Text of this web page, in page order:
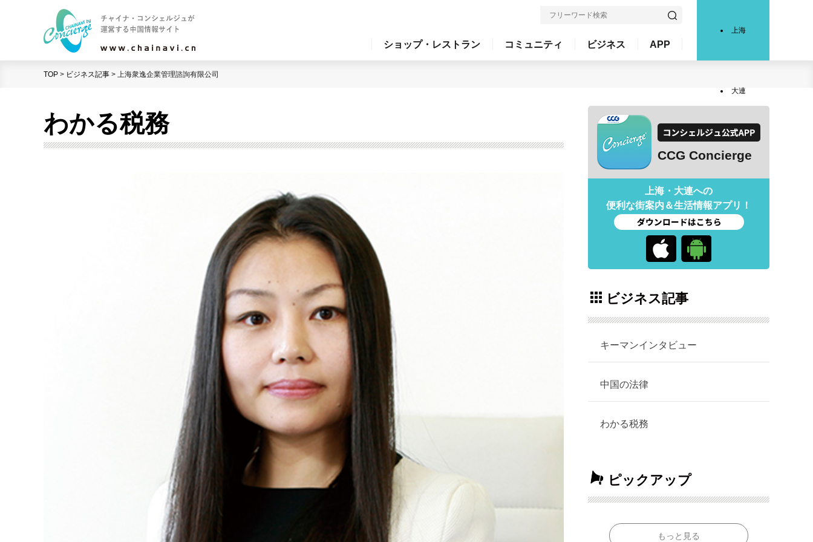
上海
大連
ショップ・レストラン コミュニティ ビジネス APP
TOP > ビジネス記事 > 上海衆逸企業管理諮詢有限公司
わかる税務
CCG Concierge
上海・大連への
便利な街案内＆生活情報アプリ！
ビジネス記事
キーマンインタビュー
中国の法律
わかる税務
ピックアップ
もっと見る